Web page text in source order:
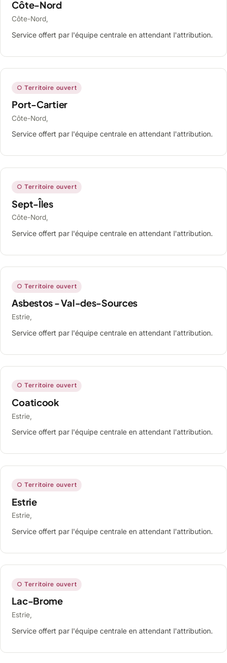
Côte-Nord
Côte-Nord,
Service offert par l'équipe centrale en attendant l'attribution.
○ Territoire ouvert
Port-Cartier
Côte-Nord,
Service offert par l'équipe centrale en attendant l'attribution.
○ Territoire ouvert
Sept-Îles
Côte-Nord,
Service offert par l'équipe centrale en attendant l'attribution.
○ Territoire ouvert
Asbestos - Val-des-Sources
Estrie,
Service offert par l'équipe centrale en attendant l'attribution.
○ Territoire ouvert
Coaticook
Estrie,
Service offert par l'équipe centrale en attendant l'attribution.
○ Territoire ouvert
Estrie
Estrie,
Service offert par l'équipe centrale en attendant l'attribution.
○ Territoire ouvert
Lac-Brome
Estrie,
Service offert par l'équipe centrale en attendant l'attribution.